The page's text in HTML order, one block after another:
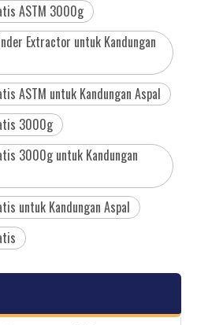
ASTM 3000g
Extractor untuk Kandungan
ASTM untuk Kandungan Aspal
3000g
3000g untuk Kandungan
untuk Kandungan Aspal